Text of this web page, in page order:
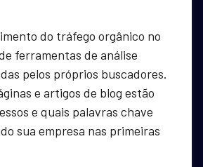
do tráfego orgânico no
ferramentas de análise
pelos próprios buscadores.
e artigos de blog estão
e quais palavras chave
sua empresa nas primeiras